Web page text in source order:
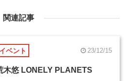
関連記事
イベント 23/12/15
木悠 LONELY PLANETS